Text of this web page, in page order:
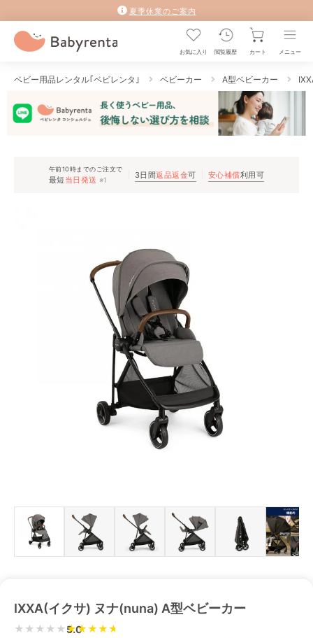
夏季休業のご案内
お気に入り 閲覧履歴 カート メニュー
ベビー用品レンタル｢ベビレンタ｣ ベビーカー A型ベビーカー
午前10時までのご注文で
最短 当日発送 ※1 3日間返品返金可 安心補償利用可
IXXA(イクサ) ヌナ(nuna) A型ベビーカー
★★★★★5.0